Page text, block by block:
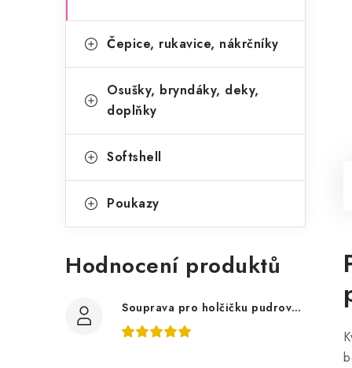
Čepice, rukavice, nákrčníky
Osušky, bryndáky, deky,
doplňky
Softshell
Poukazy
Hodnocení produktů
Souprava pro holčičku pudrově růžová, ptáčci květy